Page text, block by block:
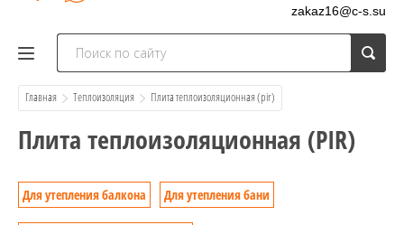
zakaz16@c-s.su
Главная Теплоизоляция
  Плита теплоизоляционная (pir)
Плита теплоизоляционная (PIR)
Для утепления балкона Для утепления бани